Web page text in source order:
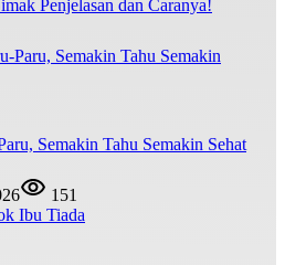
Penjelasan dan Caranya!
Semakin Tahu Semakin Sehat
151